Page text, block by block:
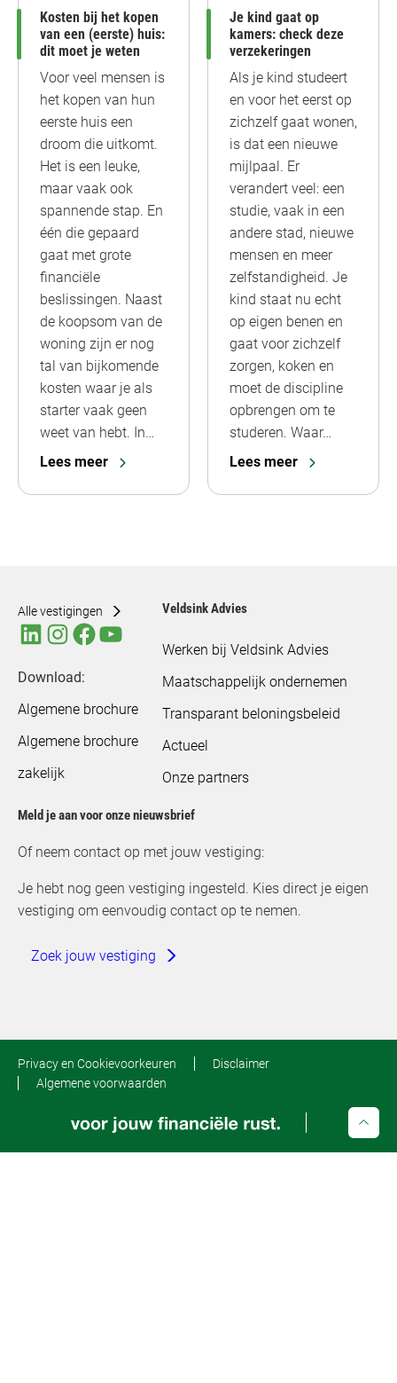
Kosten bij het kopen
van een (eerste) huis:
dit moet je weten
Voor veel mensen is
het kopen van hun
eerste huis een
droom die uitkomt.
Het is een leuke,
maar vaak ook
spannende stap. En
één die gepaard
gaat met grote
financiële
beslissingen. Naast
de koopsom van de
woning zijn er nog
tal van bijkomende
kosten waar je als
starter vaak geen
weet van hebt. In…
Lees meer
Je kind gaat op
kamers: check deze
verzekeringen
Als je kind studeert
en voor het eerst op
zichzelf gaat wonen,
is dat een nieuwe
mijlpaal. Er
verandert veel: een
studie, vaak in een
andere stad, nieuwe
mensen en meer
zelfstandigheid. Je
kind staat nu echt
op eigen benen en
gaat voor zichzelf
zorgen, koken en
moet de discipline
opbrengen om te
studeren. Waar…
Lees meer
Alle vestigingen
Download:
Algemene brochure
Algemene brochure
zakelijk
Veldsink Advies
Werken bij Veldsink Advies
Maatschappelijk ondernemen
Transparant beloningsbeleid
Actueel
Onze partners
Meld je aan voor onze nieuwsbrief
Of neem contact op met jouw vestiging:
Je hebt nog geen vestiging ingesteld. Kies direct je eigen
vestiging om eenvoudig contact op te nemen.
Zoek jouw vestiging
Privacy en Cookievoorkeuren
Disclaimer
Algemene voorwaarden